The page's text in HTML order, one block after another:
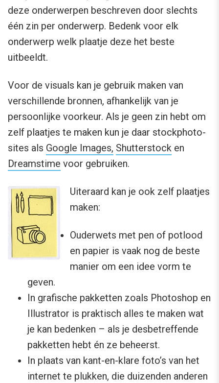
deze onderwerpen beschreven door slechts
één zin per onderwerp. Bedenk voor elk
onderwerp welk plaatje deze het beste
uitbeeldt.
Voor de visuals kan je gebruik maken van
verschillende bronnen, afhankelijk van je
persoonlijke voorkeur. Als je geen zin hebt om
zelf plaatjes te maken kun je daar stockphoto-
sites als Google Images, Shutterstock en
Dreamstime voor gebruiken.
Uiteraard kan je ook zelf plaatjes
maken:
Ouderwets met pen of potlood
en papier is vaak nog de beste
manier om een idee vorm te
geven.
In grafische pakketten zoals Photoshop en
Illustrator is praktisch alles te maken wat
je kan bedenken – als je desbetreffende
pakketten hebt én ze beheerst.
In plaats van kant-en-klare foto’s van het
internet te plukken, die duizenden anderen